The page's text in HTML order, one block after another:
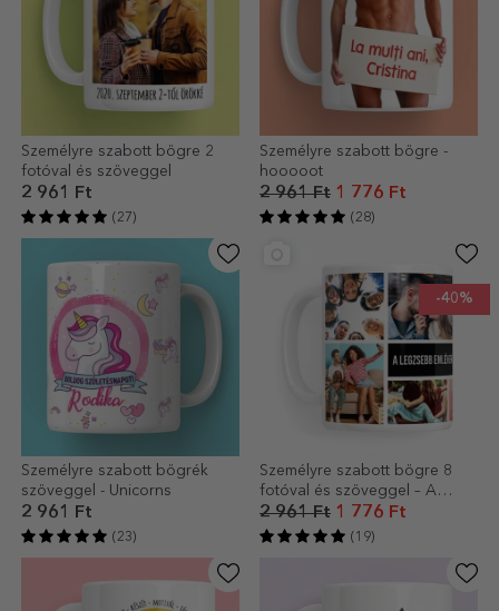
Személyre szabott bögre 2
fotóval és szöveggel
2 961 Ft
(27)
Személyre szabott bögre -
hooooot
2 961 Ft 1 776 Ft
(28)
Személyre szabott bögrék
szöveggel - Unicorns
2 961 Ft
(23)
-40%
Személyre szabott bögre 8
fotóval és szöveggel – A
legkedvesebb emlékeid
2 961 Ft 1 776 Ft
(19)